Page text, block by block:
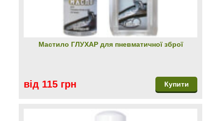
Мастило ГЛУХАР для пневматичної зброї
від 115 грн Купити